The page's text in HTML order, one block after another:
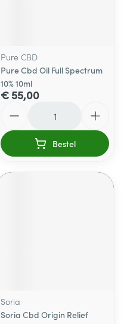
Pure CBD
Pure Cbd Oil Full Spectrum
10% 10ml
€ 55,00
Bestel
Soria
Soria Cbd Origin Relief